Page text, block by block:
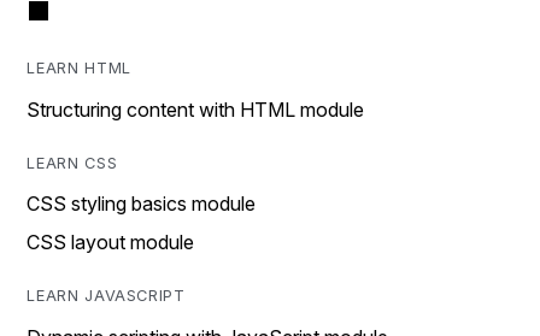
LEARN HTML
Structuring content with HTML module
LEARN CSS
CSS styling basics module
CSS layout module
LEARN JAVASCRIPT